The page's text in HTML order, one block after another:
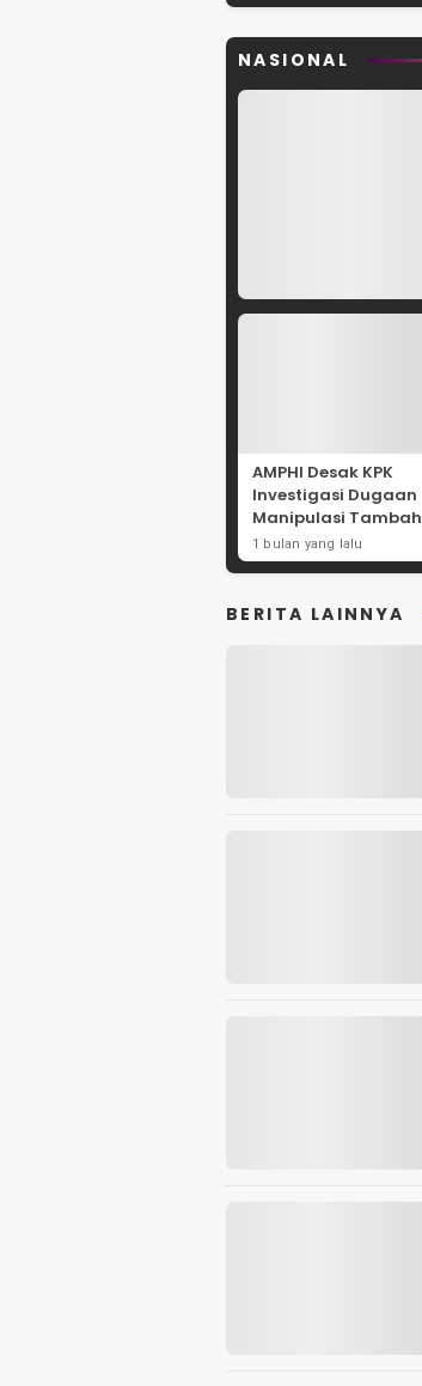
NASIONAL
AMPHI Desak KPK
Investigasi Dugaan
Manipulasi Tambah
Daya Listrik di PLN
1 bulan yang lalu
BERITA LAINNYA